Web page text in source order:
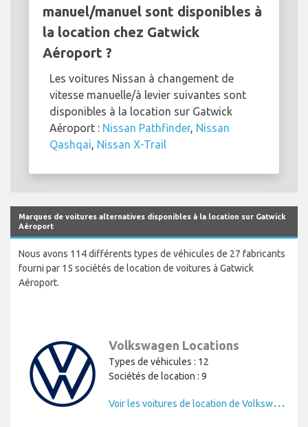
manuel/manuel sont disponibles à
la location chez Gatwick
Aéroport ?
Les voitures Nissan à changement de
vitesse manuelle/à levier suivantes sont
disponibles à la location sur Gatwick
Aéroport : Nissan Pathfinder, Nissan
Qashqai, Nissan X-Trail
Marques de voitures alternatives disponibles à la location sur Gatwick
Aéroport
Nous avons 114 différents types de véhicules de 27 fabricants
fourni par 15 sociétés de location de voitures à Gatwick
Aéroport.
Volkswagen Locations
Types de véhicules : 12
Sociétés de location : 9
V
oir les voitures de location de Volkswagen